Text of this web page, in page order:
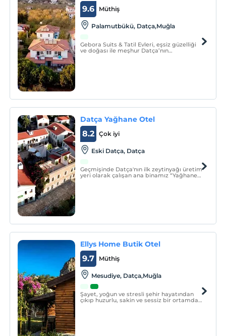
Müthiş
9.6
Palamutbükü, Datça,Muğla
Gebora Suits & Tatil Evleri, eşsiz güzelliği
ve doğası ile meşhur Datça’nın
Datça Yağhane Otel
Çok iyi
8.2
Eski Datça, Datça
Geçmişinde Datça'nın ilk zeytinyağı üretim
yeri olarak çalışan ana binamız “Yağhane”
Ellys Home Butik Otel
Müthiş
9.7
Mesudiye, Datça,Muğla
Şayet, yoğun ve stresli şehir hayatından
çıkıp huzurlu, sakin ve sessiz bir ortamda,